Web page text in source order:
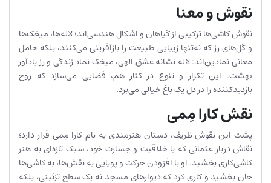
نقوش و معنا
نقوش کاشی‌ها ترکیبی از گیاهان و اشکال هندسی‌اند؛ لاله‌ها، میخک‌ها
و گل‌های رز که نه‌تنها زیبایی طبیعت را بازآفرینی می‌کنند، بلکه حامل
معانی نمادین‌اند: لاله نشانه عشق الهی، میخک نماد زندگی و رز یادآور
بهشت. این تکرار و تنوع در کنار هم، فضایی می‌سازد که روح
بازدیدکننده را در دل یک باغ خیالی می‌برد.
نقش کارا مِمی
پشت این نقوش ظریف، دستان هنرمندی به نام کارا مِمی قرار دارد؛
نقاش دربار عثمانی که با خلاقیت و جسارت خود، سبک تازه‌ای به هنر
کاشی‌کاری بخشید. او با افزودن حرکت و پویایی به نقش‌ها، به کاشی‌ها
جان بخشید و کاری کرد که دیوارهای مسجد نه یک سطح تزئینی، بلکه